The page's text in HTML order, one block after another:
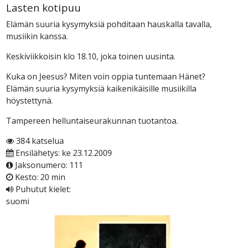
Lasten kotipuu
Elämän suuria kysymyksiä pohditaan hauskalla tavalla,
musiikin kanssa.
Keskiviikkoisin klo 18.10, joka toinen uusinta.
Kuka on Jeesus? Miten voin oppia tuntemaan Hänet?
Elämän suuria kysymyksiä kaikenikäisille musiikilla
höystettynä.
Tampereen helluntaiseurakunnan tuotantoa.
384 katselua
Ensilähetys: ke 23.12.2009
Jaksonumero: 111
Kesto: 20 min
Puhutut kielet:
suomi